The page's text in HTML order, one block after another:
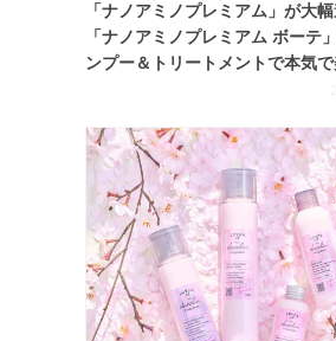
「ナノアミノプレミアム」が大幅
「ナノアミノプレミアム ボーテ
ンプー＆トリートメントで本気